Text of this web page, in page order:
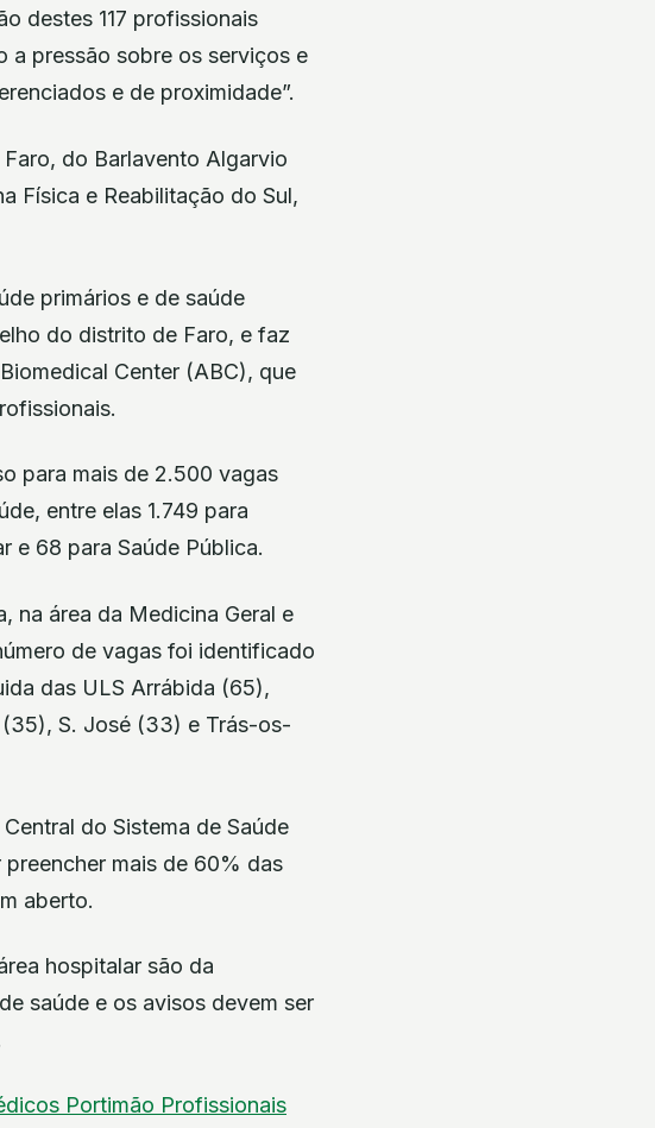
destes 117 profissionais
a pressão sobre os serviços e
e de proximidade”.
do Barlavento Algarvio
Física e Reabilitação do Sul,
primários e de saúde
do distrito de Faro, e faz
Center (ABC), que
para mais de 2.500 vagas
entre elas 1.749 para
e 68 para Saúde Pública.
na área da Medicina Geral e
de vagas foi identificado
das ULS Arrábida (65),
S. José (33) e Trás-os-
do Sistema de Saúde
mais de 60% das
aberto.
hospitalar são da
saúde e os avisos devem ser
Portimão Profissionais